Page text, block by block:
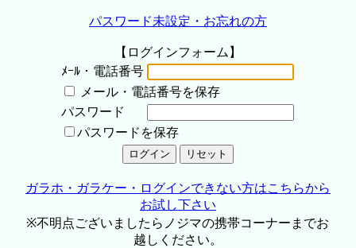
パスワード未設定・お忘れの方
【ログインフォーム】
ﾒｰﾙ・電話番号
メール・電話番号を保存
パスワード
パスワードを保存
ガラホ・ガラケー・ログインできない方はこちらから
お試し下さい
※不明点ございましたらノジマの携帯コーナーまでお
越しください。